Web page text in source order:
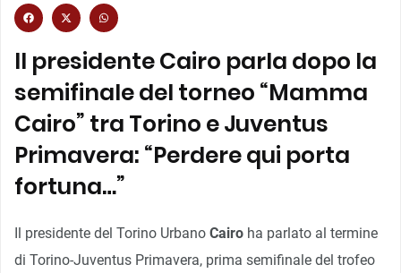
Il presidente Cairo parla dopo la
semifinale del torneo “Mamma
Cairo” tra Torino e Juventus
Primavera: “Perdere qui porta
fortuna…”
Il presidente del Torino Urbano Cairo ha parlato al termine
di Torino-Juventus Primavera, prima semifinale del trofeo